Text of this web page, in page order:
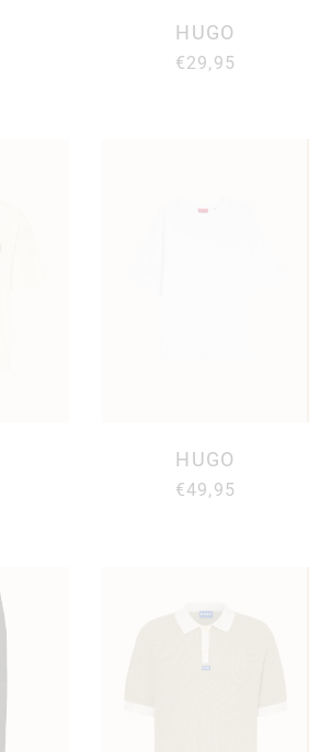
HUGO
€29,95
HUGO
€49,95